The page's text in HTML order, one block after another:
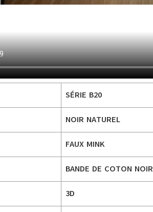
SÉRIE B20
NOIR NATUREL
FAUX MINK
BANDE DE COTON NOIR
3D